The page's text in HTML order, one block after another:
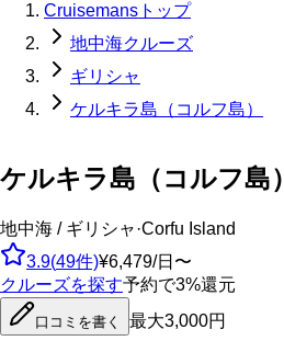
Cruisemansトップ
地中海クルーズ
ギリシャ
ケルキラ島（コルフ島）
ケルキラ島（コルフ島）
地中海 / ギリシャ·Corfu Island
3.9(49件)¥6,479/日〜
クルーズを探す予約で3%還元
口コミを書く 最大3,000円